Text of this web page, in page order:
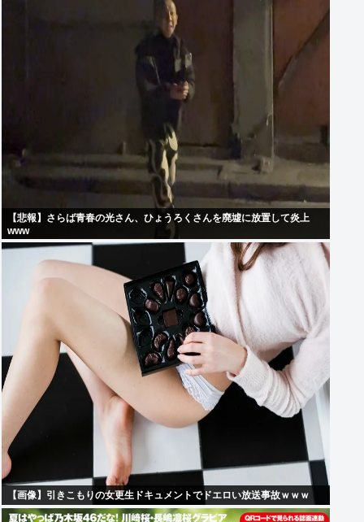
【悲報】さらば青春の光さん、ひょうろくさんを廃墟に放置して炎上
www
【画像】引きこもりの女更生ドキュメントでドエロい放送事故ｗｗｗ